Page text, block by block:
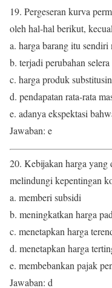
19. Pergeseran kurva
oleh hal-hal berikut,
a. harga barang itu sendiri
b. terjadi perubahan
c. harga produk
d. pendapatan rata-rata
e. adanya ekspektasi
Jawaban: e
20. Kebijakan harga
melindungi kepentingan
a. memberi subsidi
b. meningkatkan harga
c. menetapkan harga
d. menetapkan harga
e. membebankan pajak
Jawaban: d